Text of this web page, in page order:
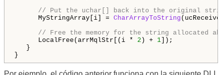
// Put the uchar[] back into the original
MyStringArray[i] = CharArrayToString
// Free the memory for the string allocated
LocalFree(arrMqlStr[(i * 2 ) + 1]);
}
}